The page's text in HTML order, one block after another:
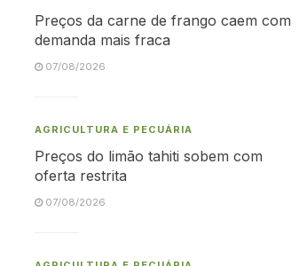
Preços da carne de frango caem com
demanda mais fraca
07/08/2026
AGRICULTURA E PECUÁRIA
Preços do limão tahiti sobem com
oferta restrita
07/08/2026